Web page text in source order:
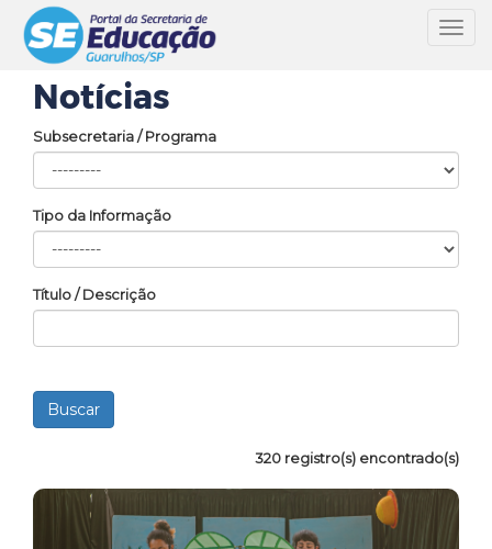
Notícias
Subsecretaria / Programa
Tipo da Informação
Título / Descrição
320 registro(s) encontrado(s)